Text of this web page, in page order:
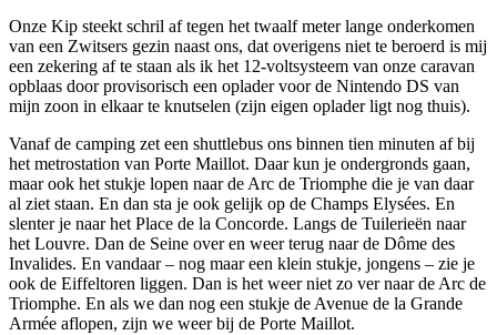
Onze Kip steekt schril af tegen het twaalf meter lange onderkomen
van een Zwitsers gezin naast ons, dat overigens niet te beroerd is mij
een zekering af te staan als ik het 12-voltsysteem van onze caravan
opblaas door provisorisch een oplader voor de Nintendo DS van
mijn zoon in elkaar te knutselen (zijn eigen oplader ligt nog thuis).
Vanaf de camping zet een shuttlebus ons binnen tien minuten af bij
het metrostation van Porte Maillot. Daar kun je ondergronds gaan,
maar ook het stukje lopen naar de Arc de Triomphe die je van daar
al ziet staan. En dan sta je ook gelijk op de Champs Elysées. En
slenter je naar het Place de la Concorde. Langs de Tuilerieën naar
het Louvre. Dan de Seine over en weer terug naar de Dôme des
Invalides. En vandaar – nog maar een klein stukje, jongens – zie je
ook de Eiffeltoren liggen. Dan is het weer niet zo ver naar de Arc de
Triomphe. En als we dan nog een stukje de Avenue de la Grande
Armée aflopen, zijn we weer bij de Porte Maillot.